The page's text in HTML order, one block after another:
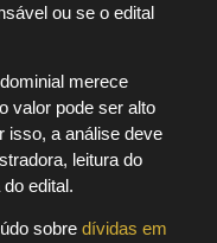
ou se o edital
merece
valor pode ser alto
isso, a análise deve
leitura do
edital.
sobre dívidas em